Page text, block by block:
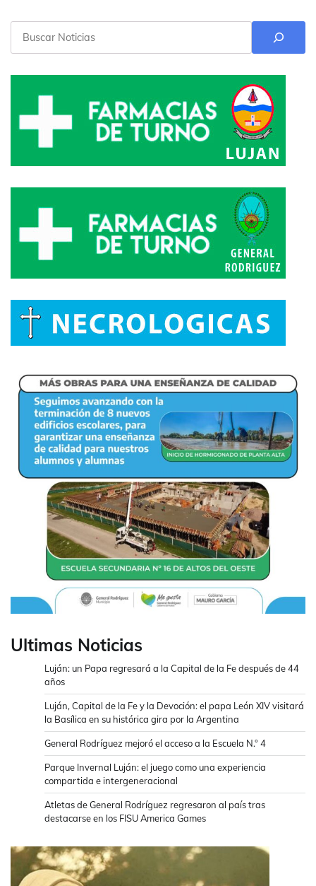
Ultimas Noticias
Luján: un Papa regresará a la Capital de la Fe después de 44
años
Luján, Capital de la Fe y la Devoción: el papa León XIV visitará
la Basílica en su histórica gira por la Argentina
General Rodríguez mejoró el acceso a la Escuela N.° 4
Parque Invernal Luján: el juego como una experiencia
compartida e intergeneracional
Atletas de General Rodríguez regresaron al país tras
destacarse en los FISU America Games